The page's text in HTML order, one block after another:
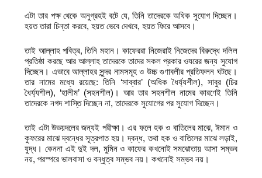
এটা তার পক্ষ থেকে অনুগ্রহই বটে যে, তিনি তাদেরকে অধিক সুযোগ দিচ্ছেন।
হয়ত তারা চিন্তা করবে, হয়ত ভেবে দেখবে, হয়ত ফিরে আসবে।
তাই আল্লাহ পবিত্র, তিনি মহান। কাফেররা নিজেরাই নিজেদের বিরুদ্ধে দলিল
প্রতিষ্ঠা করছে আর আল্লাহ তাদেরকে তাদের সকল প্রকার ওযরের জন্য সুযোগ
দিচ্ছেন। এভাবে আল্লাহর সুন্দর নামসমূহ ও উচ্চ গুণাবলীর প্রতিফলন ঘটছে।
তার নামের মধ্যে রয়েছে: তিনি ‘সাব্বার’ (অধিক ধৈর্য্যশীল), সাবুর (চির
ধৈর্য্যশীল), ‘হালীম’ (সহনশীল)। আর তার সহনশীল নামের কারণেই তিনি
তাদেরকে নগদ শাস্তি দিচ্ছেন না, তাদেরকে সুযোগের পর সুযোগ দিচ্ছেন।
তাই এটা উভয়দলের জন্যই পরীক্ষা। এর ফলে হক ও বাতিলের মাঝে, ঈমান ও
কুফরের মাঝে দ্বন্ধের সূত্রপাত হয়। দ্বন্ধ, তথা হক ও বাতিলের মাঝে লড়াই,
যুদ্ধ। কেননা এই দুই দল, মুমিন ও কাফের কখনোই সমঝোতায় আসা সম্ভব
নয়, পরস্পরে ভালবাসা ও বন্ধুত্ব সম্ভব নয়। কখনোই সম্ভব নয়।